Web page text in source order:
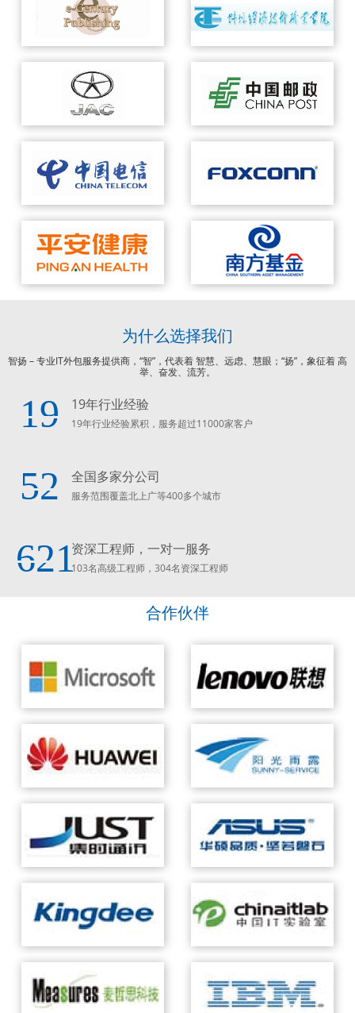
为什么选择我们
智扬 – 专业IT外包服务提供商，“智”，代表着 智慧、远虑、慧眼；“扬”，象征着 高
举、奋发、流芳。
19 19年行业经验
19年行业经验累积，服务超过11000家客户
52 全国多家分公司
服务范围覆盖北上广等400多个城市
621资深工程师，一对一服务
103名高级工程师，304名资深工程师
合作伙伴